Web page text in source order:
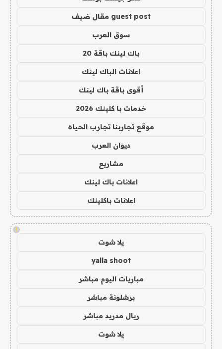
guest post مقال ضيف
سوق العرب
باك لينك باقة 20
اعلانات الباك لينك
أقوى باقة باك لينك
خدمات با كلينك 2026
موقع تجاربنا تجارب الحياه
ديوان العرب
مشاريع
اعلانات باك لينك
اعلانات باكلينك
!
يلا شوت
yalla shoot
مباريات اليوم مباشر
برشلونة مباشر
ريال مدريد مباشر
يلا شوت